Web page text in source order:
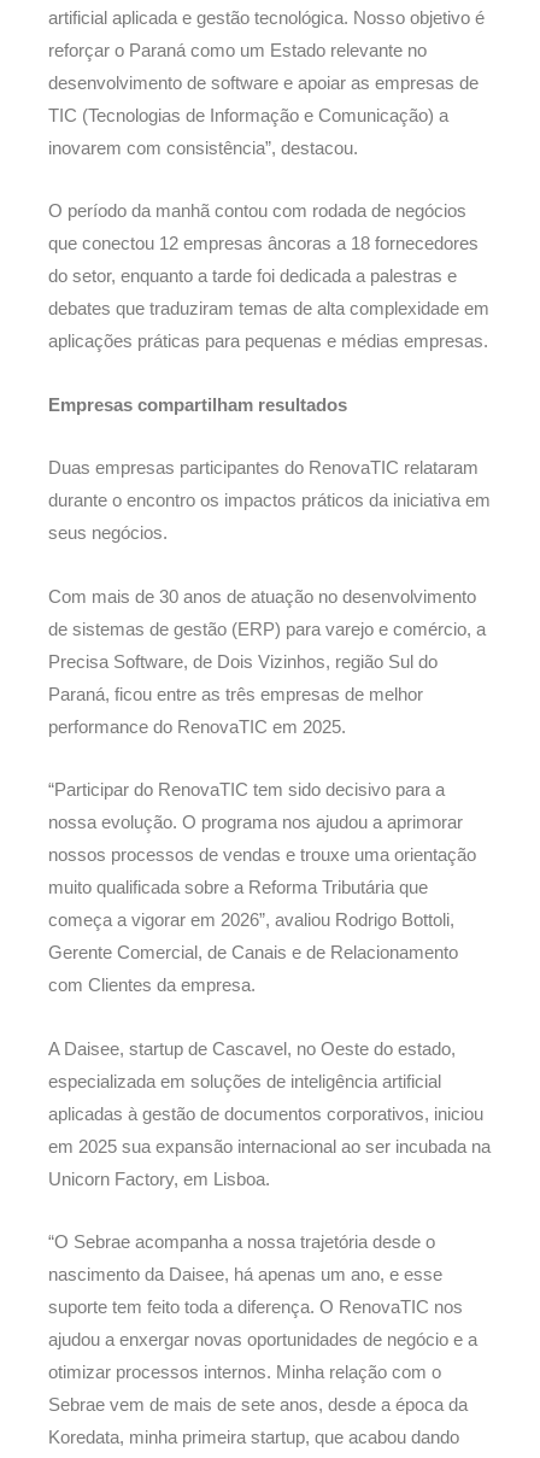
artificial aplicada e gestão tecnológica. Nosso objetivo é
reforçar o Paraná como um Estado relevante no
desenvolvimento de software e apoiar as empresas de
TIC (Tecnologias de Informação e Comunicação) a
inovarem com consistência”, destacou.
O período da manhã contou com rodada de negócios
que conectou 12 empresas âncoras a 18 fornecedores
do setor, enquanto a tarde foi dedicada a palestras e
debates que traduziram temas de alta complexidade em
aplicações práticas para pequenas e médias empresas.
Empresas compartilham resultados
Duas empresas participantes do RenovaTIC relataram
durante o encontro os impactos práticos da iniciativa em
seus negócios.
Com mais de 30 anos de atuação no desenvolvimento
de sistemas de gestão (ERP) para varejo e comércio, a
Precisa Software, de Dois Vizinhos, região Sul do
Paraná, ficou entre as três empresas de melhor
performance do RenovaTIC em 2025.
“Participar do RenovaTIC tem sido decisivo para a
nossa evolução. O programa nos ajudou a aprimorar
nossos processos de vendas e trouxe uma orientação
muito qualificada sobre a Reforma Tributária que
começa a vigorar em 2026”, avaliou Rodrigo Bottoli,
Gerente Comercial, de Canais e de Relacionamento
com Clientes da empresa.
A Daisee, startup de Cascavel, no Oeste do estado,
especializada em soluções de inteligência artificial
aplicadas à gestão de documentos corporativos, iniciou
em 2025 sua expansão internacional ao ser incubada na
Unicorn Factory, em Lisboa.
“O Sebrae acompanha a nossa trajetória desde o
nascimento da Daisee, há apenas um ano, e esse
suporte tem feito toda a diferença. O RenovaTIC nos
ajudou a enxergar novas oportunidades de negócio e a
otimizar processos internos. Minha relação com o
Sebrae vem de mais de sete anos, desde a época da
Koredata, minha primeira startup, que acabou dando